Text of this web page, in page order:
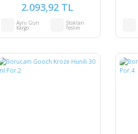
2.093,92 TL
Aynı Gün
Kargo
Stoktan
Teslim